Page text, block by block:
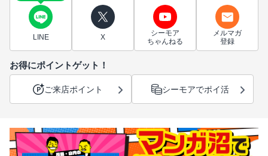
LINE X
シーモア
ちゃんねる
メルマガ
登録
お得にポイントゲット！
ご来店ポイント シーモアでポイ活